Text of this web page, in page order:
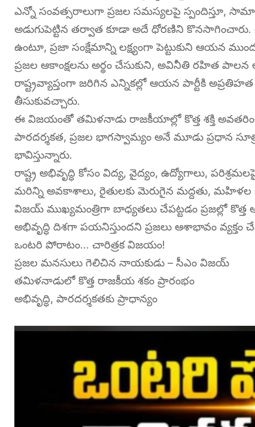
ఎన్నో సంవత్సరాలుగా ప్రజల సమస్యలపై స్పందిస్తూ,
అడుగుపెట్టిన తర్వాత కూడా అదే ధోరణిని కొనసాగించారు.
ఉంటూ, ప్రజా సంక్షేమాన్ని లక్ష్యంగా పెట్టుకుని ఆయన
ప్రజల ఆకాంక్షలను అర్థం చేసుకుని, అవినీతి రహిత
రాష్ట్రవ్యాప్తంగా జరిగిన ఎన్నికల్లో ఆయన పార్టీకి
తీసుకువచ్చారు.
ఈ విజయంతో తమిళనాడు రాజకీయాల్లో కొత్త శక్తి
పారదర్శకత, ప్రజల భాగస్వామ్యం అనే మూడు ప్రధాన
భావిస్తున్నారు.
రాష్ట్ర అభివృద్ధి కోసం విద్య, వైద్యం, ఉద్యోగాలు,
మరిన్ని అవకాశాలు, రైతులకు మెరుగైన మద్దతు, మహిళల
విజయ్ ముఖ్యమంత్రిగా బాధ్యతలు చేపట్టడం ప్రజల్లో
అభివృద్ధి దిశగా పయనిస్తుందని ప్రజలు ఆశాభావం వ్యక్తం
ఒంటరి పోరాటం… చారిత్రక విజయం!
ప్రజల మనసులు గెలిచిన నాయకుడు – సీఎం విజయ్
తమిళనాడులో కొత్త రాజకీయ శకం ప్రారంభం
అభివృద్ధి, పారదర్శకతకు ప్రాధాన్యం